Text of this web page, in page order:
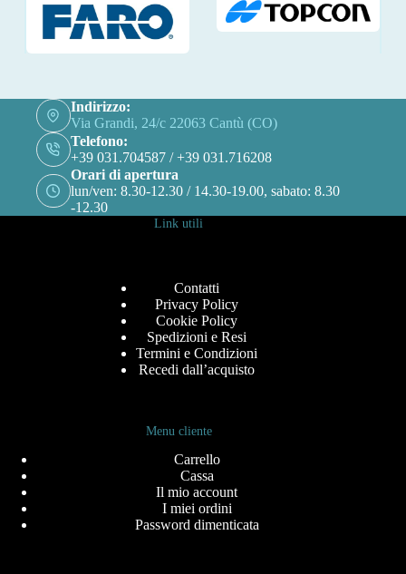
Indirizzo:
Via Grandi, 24/c 22063 Cantù (CO)
Telefono:
+39 031.704587 / +39 031.716208
Orari di apertura
lun/ven: 8.30-12.30 / 14.30-19.00, sabato: 8.30
-12.30
Link utili
Contatti
Privacy Policy
Cookie Policy
Spedizioni e Resi
Termini e Condizioni
Recedi dall’acquisto
Menu cliente
Carrello
Cassa
Il mio account
I miei ordini
Password dimenticata